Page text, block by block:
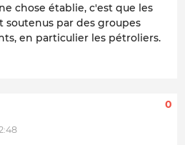
chose établie, c'est que les
soutenus par des groupes
en particulier les pétroliers.
0